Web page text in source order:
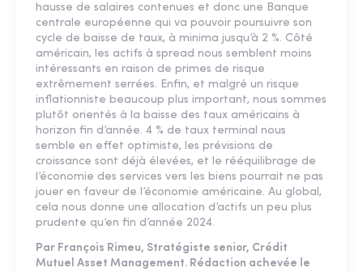
hausse de salaires contenues et donc une Banque
centrale européenne qui va pouvoir poursuivre son
cycle de baisse de taux, à minima jusqu’à 2 %. Côté
américain, les actifs à spread nous semblent moins
intéressants en raison de primes de risque
extrêmement serrées. Enfin, et malgré un risque
inflationniste beaucoup plus important, nous sommes
plutôt orientés à la baisse des taux américains à
horizon fin d’année. 4 % de taux terminal nous
semble en effet optimiste, les prévisions de
croissance sont déjà élevées, et le rééquilibrage de
l’économie des services vers les biens pourrait ne pas
jouer en faveur de l’économie américaine. Au global,
cela nous donne une allocation d’actifs un peu plus
prudente qu’en fin d’année 2024.
Par François Rimeu, Stratégiste senior, Crédit
Mutuel Asset Management. Rédaction achevée le